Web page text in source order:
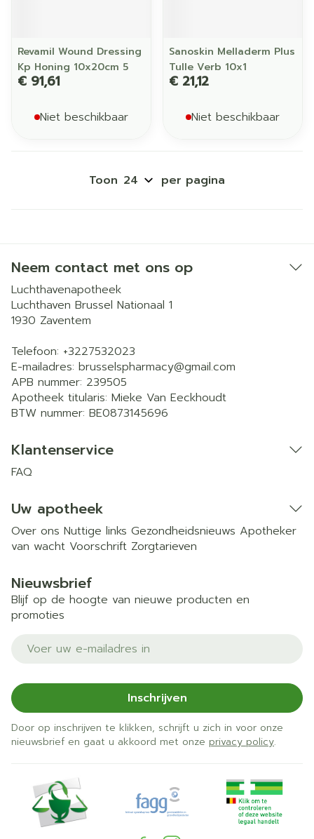
Revamil Wound Dressing
Kp Honing 10x20cm 5
€ 91,61
Niet beschikbaar
Sanoskin Melladerm Plus
Tulle Verb 10x1
€ 21,12
Niet beschikbaar
Toon per pagina
Neem contact met ons op
Luchthavenapotheek
Luchthaven Brussel Nationaal 1
1930 Zaventem
Telefoon: +3227532023
E-mailadres: brusselspharmacy@gmail.com
APB nummer: 239505
Apotheek titularis: Mieke Van Eeckhoudt
BTW nummer: BE0873145696
Klantenservice
FAQ
Uw apotheek
Over ons Nuttige links Gezondheidsnieuws Apotheker
van wacht Voorschrift Zorgtarieven
Nieuwsbrief
Blijf op de hoogte van nieuwe producten en
promoties
E-mail adres
Inschrijven
Door op inschrijven te klikken, schrijft u zich in voor onze
nieuwsbrief en gaat u akkoord met onze privacy policy.